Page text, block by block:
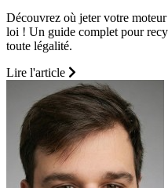
Découvrez où jeter votre
loi ! Un guide complet pour
toute légalité.
Lire l'article